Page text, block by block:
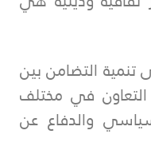
تنمية التضامن بين
التعاون في مختلف
والدفاع عن